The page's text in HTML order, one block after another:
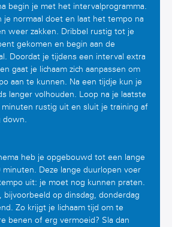
begin je met het intervalprogramma.
je normaal doet en laat het tempo na
weer zakken. Dribbel rustig tot je
gekomen en begin aan de
Doordat je tijdens een interval extra
gaat je lichaam zich aanpassen om
aan te kunnen. Na een tijdje kun je
langer volhouden. Loop na je laatste
rustig uit en sluit je training af
down.
heb je opgebouwd tot een lange
minuten. Deze lange duurlopen voer
uit: je moet nog kunnen praten.
bijvoorbeeld op dinsdag, donderdag
Zo krijgt je lichaam tijd om te
benen of erg vermoeid? Sla dan